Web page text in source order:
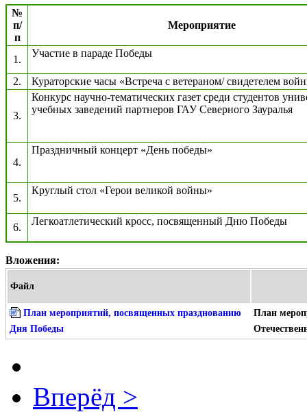
№
п/
п
Мероприятие
1.
Участие в параде Победы
2. Кураторские часы «Встреча с ветераном/ свидетелем
3.
Конкурс научно-тематических газет среди студентов
учебных заведений партнеров ГАУ Северного Зауралья
4.
Праздничный концерт «День победы»
5.
Круглый стол «Герои великой войны»
6.
Легкоатлетический кросс, посвященный Дню Победы
Вложения:
Файл
План мероприятий, посвященных празднованию
Дня Победы
План
Вперёд >